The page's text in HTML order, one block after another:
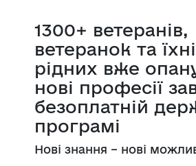
1300+ ветеранів,
ветеранок та
рідних вже
нові професії
безоплатній
програмі
Нові знання – нові